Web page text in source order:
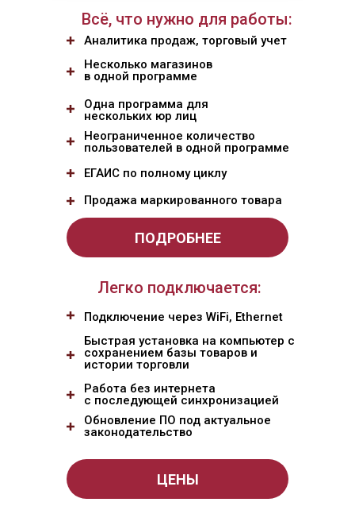
Всё, что нужно для работы:
Легко подключается:
Аналитика продаж, торговый учет
Несколько магазинов
в одной программе
Одна программа для
нескольких юр лиц
ЕГАИС по полному циклу
Подключение через WiFi, Ethernet
Быстрая установка на компьютер c
сохранением базы товаров и
истории торговли
Работа без интернета
с последующей синхронизацией
Обновление ПО под актуальное
законодательство
Неограниченное количество
пользователей в одной программе
Продажа маркированного товара
ПОДРОБНЕЕ
ЦЕНЫ